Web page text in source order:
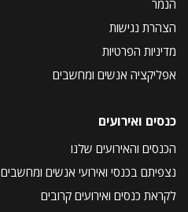
הנמר
הצהרת נגישות
מדיניות הפרטיות
אפליקציה אנשים ומחשבים
כנסים ואירועים
הכנסים והאירועים שלנו
נצפיתם בכנסי ואירועי אנשים ומחשבים
לקראת כנסים ואירועים קרובים